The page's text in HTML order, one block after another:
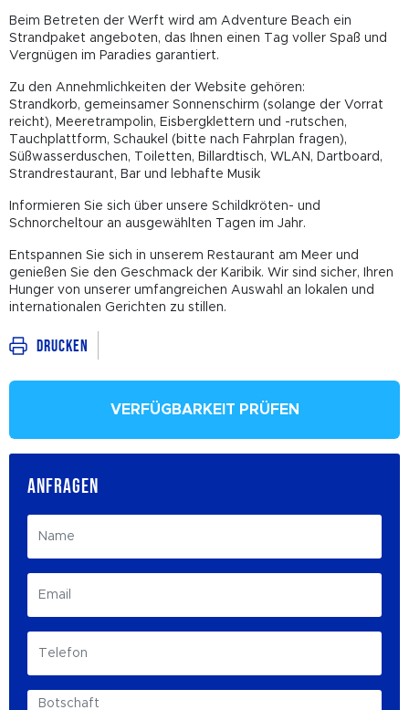
Beim Betreten der Werft wird am Adventure Beach ein
Strandpaket angeboten, das Ihnen einen Tag voller Spaß und
Vergnügen im Paradies garantiert.
Zu den Annehmlichkeiten der Website gehören:
Strandkorb, gemeinsamer Sonnenschirm (solange der Vorrat
reicht), Meeretrampolin, Eisbergklettern und -rutschen,
Tauchplattform, Schaukel (bitte nach Fahrplan fragen),
Süßwasserduschen, Toiletten, Billardtisch, WLAN, Dartboard,
Strandrestaurant, Bar und lebhafte Musik
Informieren Sie sich über unsere Schildkröten- und
Schnorcheltour an ausgewählten Tagen im Jahr.
Entspannen Sie sich in unserem Restaurant am Meer und
genießen Sie den Geschmack der Karibik. Wir sind sicher, Ihren
Hunger von unserer umfangreichen Auswahl an lokalen und
internationalen Gerichten zu stillen.
Drucken
VERFÜGBARKEIT PRÜFEN
ANFRAGEN